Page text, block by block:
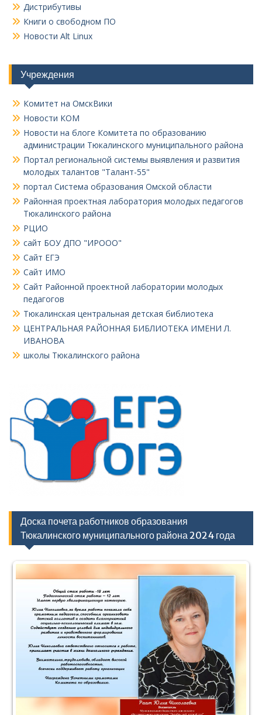
Дистрибутивы
Книги о свободном ПО
Новости Alt Linux
Учреждения
Комитет на ОмскВики
Новости КОМ
Новости на блоге Комитета по образованию
администрации Тюкалинского муниципального района
Портал региональной системы выявления и развития
молодых талантов "Талант-55"
портал Система образования Омской области
Районная проектная лаборатория молодых педагогов
Тюкалинского района
РЦИО
сайт БОУ ДПО "ИРООО"
Сайт ЕГЭ
Сайт ИМО
Сайт Районной проектной лаборатории молодых
педагогов
Тюкалинская центральная детская библиотека
ЦЕНТРАЛЬНАЯ РАЙОННАЯ БИБЛИОТЕКА ИМЕНИ Л.
ИВАНОВА
школы Тюкалинского района
Доска почета работников образования
Тюкалинского муниципального района 2024 года